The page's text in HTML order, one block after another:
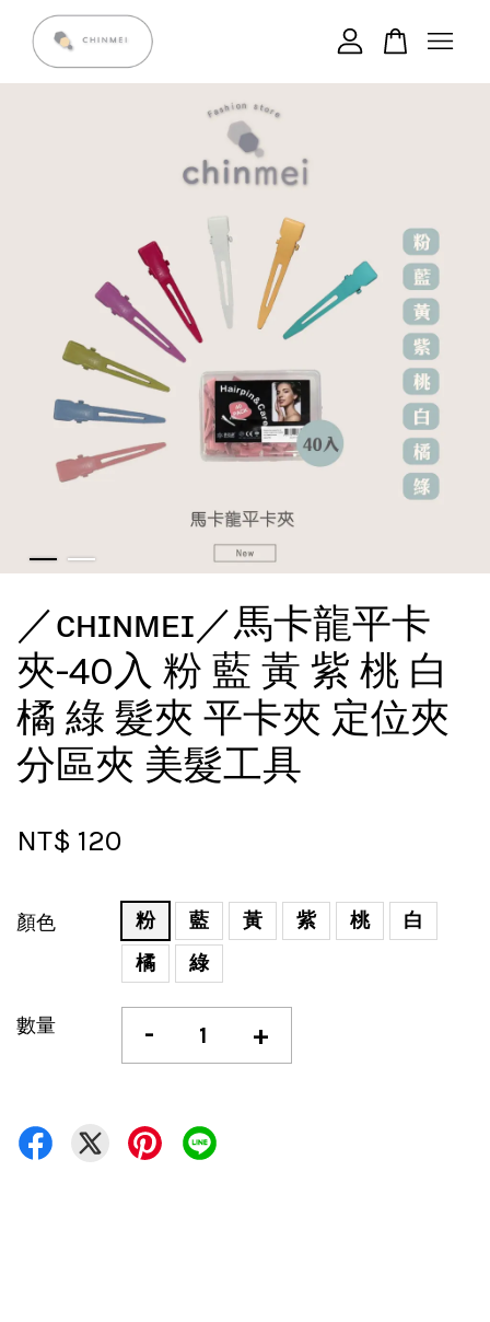
／ᴄʜɪɴᴍᴇɪ／馬卡龍平卡
夾-40入 粉 藍 黃 紫 桃 白
橘 綠 髮夾 平卡夾 定位夾
分區夾 美髮工具
NT$ 120
顏色 粉 藍 黃 紫 桃
白
橘
綠
數量 - +
您的購物車目前還是空的。
繼續購物